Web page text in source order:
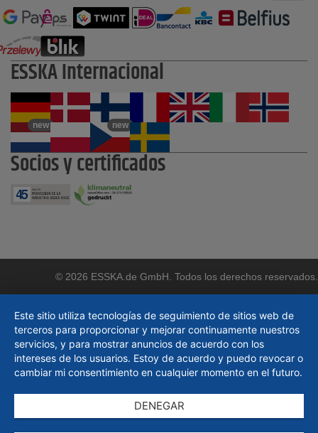
ESSKA Internacional
new new
Socios y certificados
© 2026 ESSKA.de GmbH. Todos los derechos reservados.
Este sitio utiliza tecnologías de seguimiento de sitios web de
terceros para proporcionar y mejorar continuamente nuestros
servicios, y para mostrar anuncios de acuerdo con los
intereses de los usuarios. Estoy de acuerdo y puedo revocar o
cambiar mi consentimiento en cualquier momento en el futuro.
DENEGAR